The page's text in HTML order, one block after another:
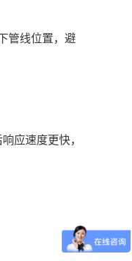
管线位置，避
应速度更快，